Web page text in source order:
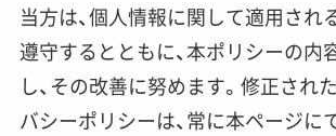
当方は、個人情報に関して適用され
遵守するとともに、本ポリシーの内
し、その改善に努めます。修正され
バシーポリシーは、常に本ページに